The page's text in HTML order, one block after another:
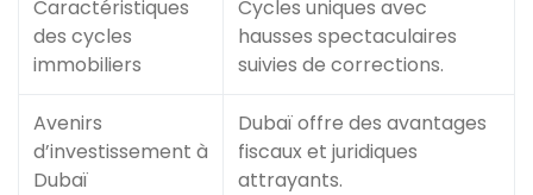
Caractéristiques
des cycles
immobiliers
Cycles uniques avec
hausses spectaculaires
suivies de corrections.
Avenirs
d’investissement à
Dubaï
Dubaï offre des avantages
fiscaux et juridiques
attrayants.